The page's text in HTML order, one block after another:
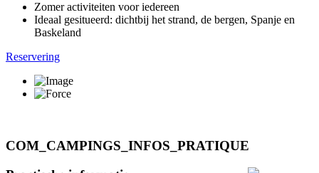
Zomer activiteiten voor iedereen
Ideaal gesitueerd: dichtbij het strand, de bergen, Spanje en
Baskeland
Reservering
COM_CAMPINGS_INFOS_PRATIQUE